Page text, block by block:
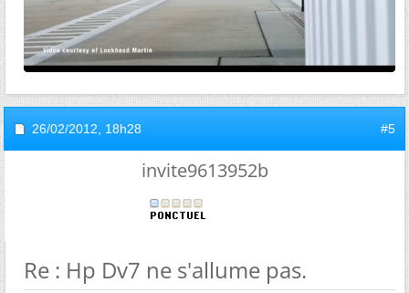
26/02/2012, 18h28 #5
invite9613952b
Re : Hp Dv7 ne s'allume pas.